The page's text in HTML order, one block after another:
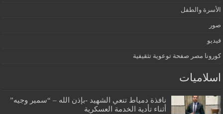
الأسرة والطفل
صور
فيديو
كورونا مصر صفحة توعوية تثقيفية
اسلاميات
نافذة دمياط تنعي الشهيد -بإذن الله – “سمير وجيه”
أثناء تأدية الخدمة العسكرية